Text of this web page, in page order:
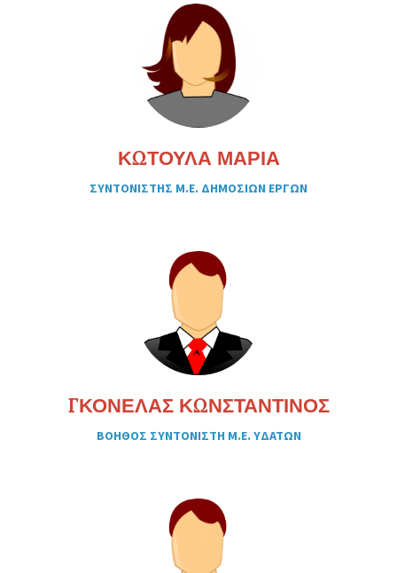
ΚΩΤΟΥΛΑ ΜΑΡΙΑ
ΣΥΝΤΟΝΙΣΤΗΣ Μ.Ε. ΔΗΜΟΣΙΩΝ ΕΡΓΩΝ
ΓΚΟΝΕΛΑΣ ΚΩΝΣΤΑΝΤΙΝΟΣ
ΒΟΗΘΟΣ ΣΥΝΤΟΝΙΣΤΗ Μ.Ε. ΥΔΑΤΩΝ